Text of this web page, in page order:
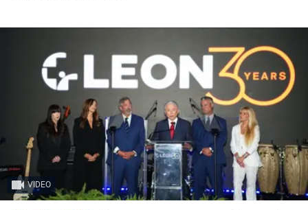
VIDEO